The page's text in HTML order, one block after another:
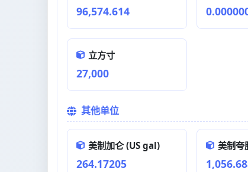
96,574.614
立方寸
27,000
其他单位
美制加仑 (US gal)
264.17205
美制夸